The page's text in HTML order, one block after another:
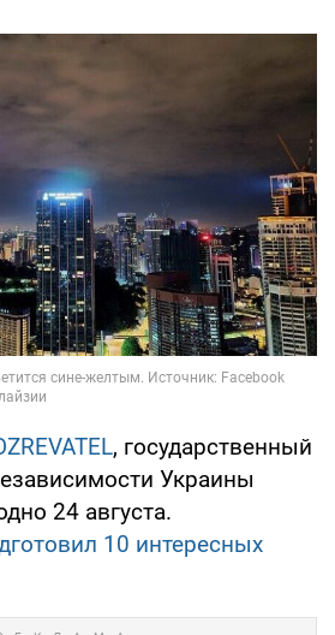
, государственный
Украины
24 августа.
10 интересных